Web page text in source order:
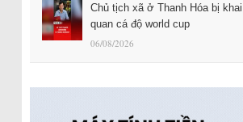
Chủ tịch xã ở Thanh Hóa bị
quan cá độ world cup
06/08/2026